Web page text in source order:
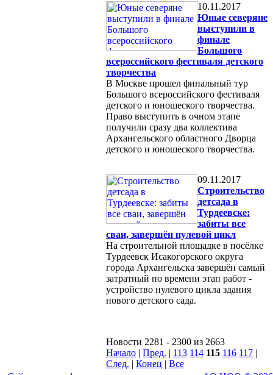
10.11.2017
Юные северяне
выступили в
финале
Большого
всероссийского фестиваля детского
творчества
В Москве прошел финальный тур
Большого всероссийского фестиваля
детского и юношеского творчества.
Право выступить в очном этапе
получили сразу два коллектива
Архангельского областного Дворца
детского и юношеского творчества.
09.11.2017
Строительство
детсада в
Турдеевске:
забиты все
сваи, завершён нулевой цикл
На строительной площадке в посёлке
Турдеевск Исакогорского округа
города Архангельска завершён самый
затратный по времени этап работ -
устройство нулевого цикла здания
нового детского сада.
Новости 2281 - 2300 из 2663
Начало | Пред. | 113 114 115 116 117 |
След. | Конец | Все